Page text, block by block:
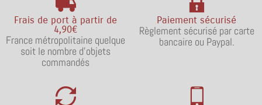
Frais de port à partir de
4,90€
France métropolitaine quelque
soit le nombre d'objets
commandés
Paiement sécurisé
Règlement sécurisé par carte
bancaire ou Paypal.